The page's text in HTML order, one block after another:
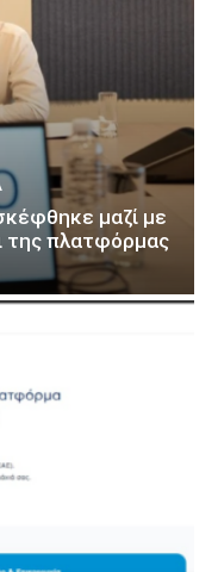
μαζί με
της πλατφόρμας